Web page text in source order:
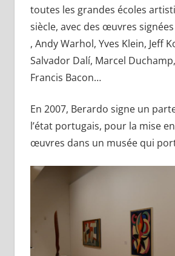
toutes les grandes écoles
siècle, avec des œuvres
, Andy Warhol, Yves Klein, Jeff
Salvador Dalí, Marcel
Francis Bacon…
En 2007, Berardo signe un
l’état portugais, pour la mise
œuvres dans un musée qui